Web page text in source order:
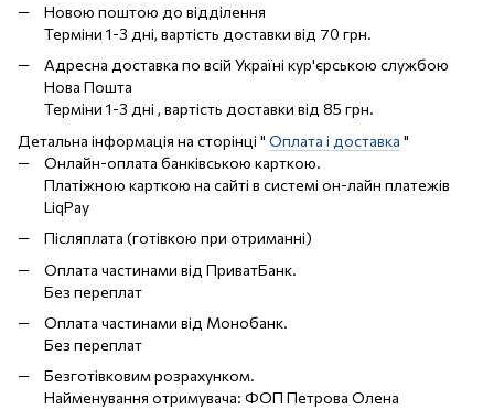
Новою поштою до відділення
Терміни 1-3 дні, вартість доставки від 70 грн.
Адресна доставка по всій Україні кур'єрською службою
Нова Пошта
Терміни 1-3 дні , вартість доставки від 85 грн.
Детальна інформація на сторінці " Оплата і доставка "
Онлайн-оплата банківською карткою.
Платіжною карткою на сайті в системі он-лайн платежів
LiqPay
Післяплата (готівкою при отриманні)
Оплата частинами від ПриватБанк.
Без переплат
Оплата частинами від Монобанк.
Без переплат
Безготівковим розрахунком.
Найменування отримувача: ФОП Петрова Олена